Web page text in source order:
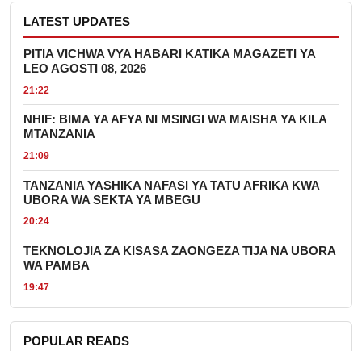
LATEST UPDATES
PITIA VICHWA VYA HABARI KATIKA MAGAZETI YA
LEO AGOSTI 08, 2026
21:22
NHIF: BIMA YA AFYA NI MSINGI WA MAISHA YA KILA
MTANZANIA
21:09
TANZANIA YASHIKA NAFASI YA TATU AFRIKA KWA
UBORA WA SEKTA YA MBEGU
20:24
TEKNOLOJIA ZA KISASA ZAONGEZA TIJA NA UBORA
WA PAMBA
19:47
POPULAR READS